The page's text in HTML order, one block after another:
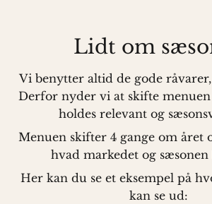
Lidt om
Vi benytter altid de gode
Derfor nyder vi at skifte menuen
holdes relevant og
Menuen skifter 4 gange om året
hvad markedet og sæsonen
Her kan du se et eksempel på
kan se ud: